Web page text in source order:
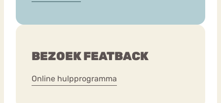
BEZOEK FEATBACK
Online hulpprogramma